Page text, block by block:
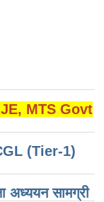
MTS Govt
(Tier-1)
​​अध्ययन सामग्री